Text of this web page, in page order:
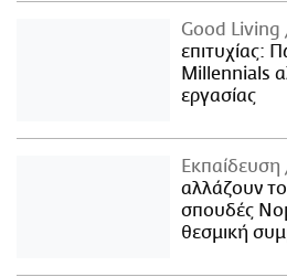
Good Living
επιτυχίας:
Millennials
εργασίας
Εκπαίδευση
αλλάζουν
σπουδές
θεσμική